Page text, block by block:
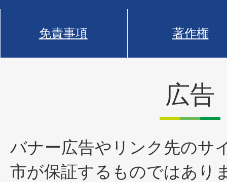
免責事項 著作権
広告
バナー広告やリンク先のサ
市が保証するものではあり